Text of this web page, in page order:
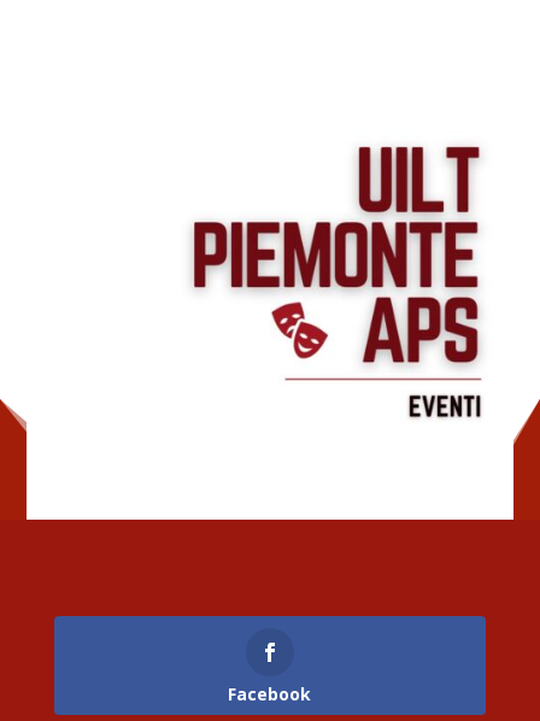
Facebook